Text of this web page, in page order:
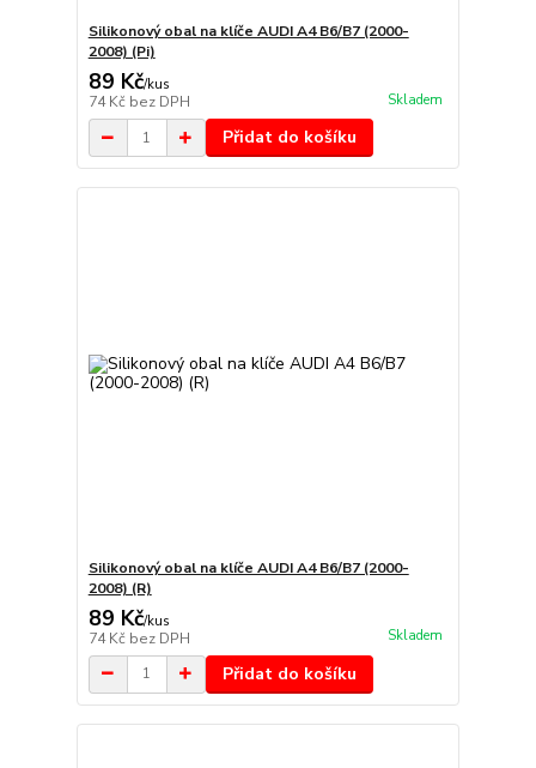
Silikonový obal na klíče AUDI A4 B6/B7 (2000-
2008) (Pi)
89 Kč/kus
74 Kč bez DPH Skladem
Přidat do košíku
Silikonový obal na klíče AUDI A4 B6/B7 (2000-
2008) (R)
89 Kč/kus
74 Kč bez DPH Skladem
Přidat do košíku